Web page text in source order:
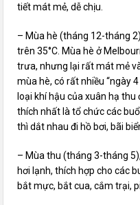
tiết mát mẻ, dễ chịu.
– Mùa hè (tháng 12-tháng
trên 35°C. Mùa hè ở
trưa, nhưng lại rất mát mẻ
mùa hè, có rất nhiều “ngày
loại khí hậu của xuân hạ
thích nhất là tổ chức các
thì dắt nhau đi hồ bơi, bãi
– Mùa thu (tháng 3-tháng
hơi lạnh, thích hợp cho các
bắt mực, bắt cua, cắm trại,